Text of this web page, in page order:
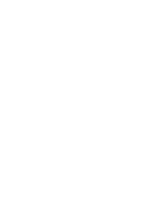
证据的收集和验证。审计团队
，审查者验证工件，验证的证
距。将每个问题链接到源记
略管理的行动计划确认补救。